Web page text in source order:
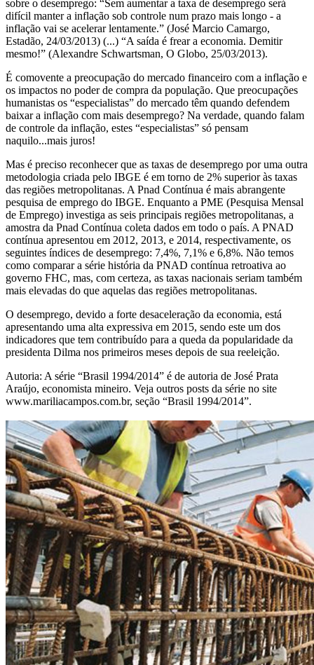
sobre o desemprego: “Sem aumentar a taxa de desemprego será
difícil manter a inflação sob controle num prazo mais longo - a
inflação vai se acelerar lentamente.” (José Marcio Camargo,
Estadão, 24/03/2013) (...) “A saída é frear a economia. Demitir
mesmo!” (Alexandre Schwartsman, O Globo, 25/03/2013).
É comovente a preocupação do mercado financeiro com a inflação e
os impactos no poder de compra da população. Que preocupações
humanistas os “especialistas” do mercado têm quando defendem
baixar a inflação com mais desemprego? Na verdade, quando falam
de controle da inflação, estes “especialistas” só pensam
naquilo...mais juros!
Mas é preciso reconhecer que as taxas de desemprego por uma outra
metodologia criada pelo IBGE é em torno de 2% superior às taxas
das regiões metropolitanas. A Pnad Contínua é mais abrangente
pesquisa de emprego do IBGE. Enquanto a PME (Pesquisa Mensal
de Emprego) investiga as seis principais regiões metropolitanas, a
amostra da Pnad Contínua coleta dados em todo o país. A PNAD
contínua apresentou em 2012, 2013, e 2014, respectivamente, os
seguintes índices de desemprego: 7,4%, 7,1% e 6,8%. Não temos
como comparar a série história da PNAD contínua retroativa ao
governo FHC, mas, com certeza, as taxas nacionais seriam também
mais elevadas do que aquelas das regiões metropolitanas.
O desemprego, devido a forte desaceleração da economia, está
apresentando uma alta expressiva em 2015, sendo este um dos
indicadores que tem contribuído para a queda da popularidade da
presidenta Dilma nos primeiros meses depois de sua reeleição.
Autoria: A série “Brasil 1994/2014” é de autoria de José Prata
Araújo, economista mineiro. Veja outros posts da série no site
www.mariliacampos.com.br, seção “Brasil 1994/2014”.